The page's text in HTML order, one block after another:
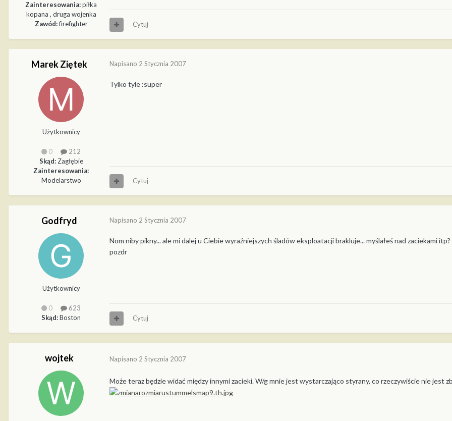
Zainteresowania:piłka
kopana , druga wojenka
Zawód:firefighter Cytuj
Marek Ziętek
Użytkownicy
0
212
Skąd:Zagłębie
Zainteresowania:
Modelarstwo
Napisano 2 Stycznia 2007
Tylko tyle :super
Cytuj
Godfryd
Użytkownicy
0
623
Skąd:Boston
Napisano 2 Stycznia 2007
Nom niby pikny... ale mi dalej u Ciebie wyraźniejszych śladów eksploatacji brakluje... myślałeś nad zaciekami itp?
pozdr
Cytuj
wojtek Napisano 2 Stycznia 2007
Może teraz będzie widać między innymi zacieki. W/g mnie jest wystarczająco styrany, co rzeczywiście nie jest